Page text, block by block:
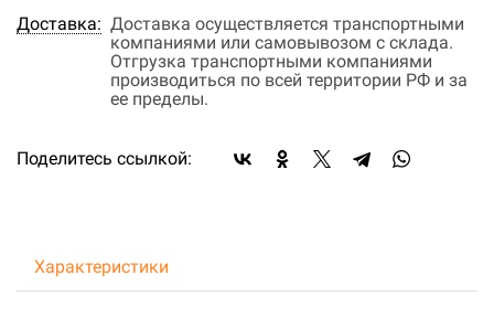
Доставка: Доставка осуществляется транспортными
компаниями или самовывозом с склада.
Отгрузка транспортными компаниями
производиться по всей территории РФ и за
ее пределы.
Поделитесь ссылкой:
Характеристики